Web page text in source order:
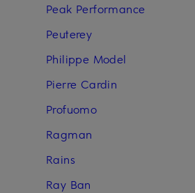
Peak Performance
Peuterey
Philippe Model
Pierre Cardin
Profuomo
Ragman
Rains
Ray Ban